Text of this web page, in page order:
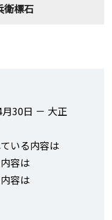
衛標石
30日 － 大正
いる内容は
容は
容は